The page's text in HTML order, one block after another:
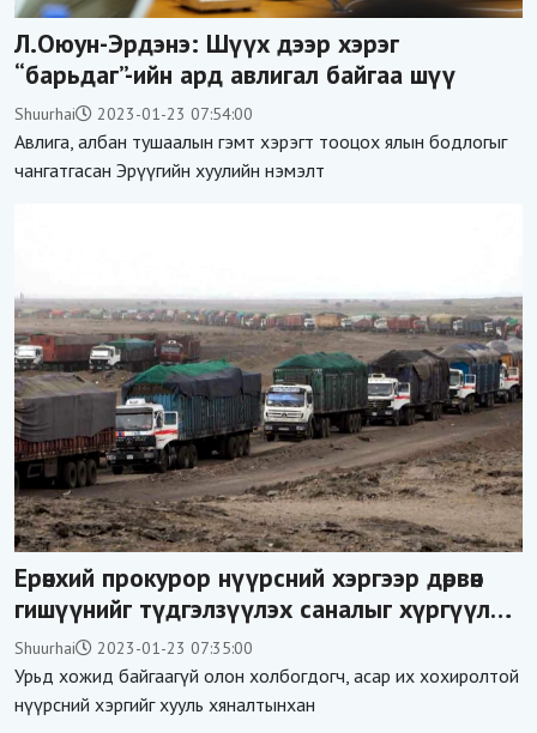
Л.Оюун-Эрдэнэ: Шүүх дээр хэрэг
“барьдаг”-ийн ард авлигал байгаа шүү
Shuurhai 2023-01-23 07:54:00
Авлига, албан тушаалын гэмт хэрэгт тооцох ялын бодлогыг
чангатгасан Эрүүгийн хуулийн нэмэлт
Ерөнхий прокурор нүүрсний хэргээр дөрвөн
гишүүнийг түдгэлзүүлэх саналыг хүргүүлэх
бололтой
Shuurhai 2023-01-23 07:35:00
Урьд хожид байгаагүй олон холбогдогч, асар их хохиролтой
нүүрсний хэргийг хууль хяналтынхан